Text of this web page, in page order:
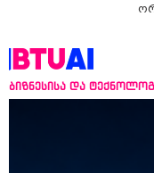
ბიზნესისა და